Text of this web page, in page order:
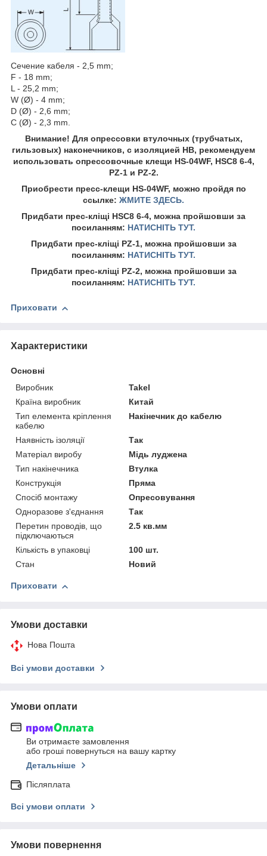
Сечение кабеля - 2,5 mm;
F - 18 mm;
L - 25,2 mm;
W (Ø) - 4 mm;
D (Ø) - 2,6 mm;
C (Ø) - 2,3 mm.
Внимание! Для опрессовки втулочных (трубчатых,
гильзовых) наконечников, с изоляцией HB, рекомендуем
использовать опрессовочные клещи HS-04WF, HSC8 6-4,
PZ-1 и PZ-2.
Приобрести пресс-клещи HS-04WF, можно пройдя по
ссылке: ЖМИТЕ ЗДЕСЬ.
Придбати прес-кліщі HSC8 6-4, можна пройшовши за
посиланням: НАТИСНІТЬ ТУТ.
Придбати прес-кліщі PZ-1, можна пройшовши за
посиланням: НАТИСНІТЬ ТУТ.
Придбати прес-кліщі PZ-2, можна пройшовши за
посиланням: НАТИСНІТЬ ТУТ.
Приховати
Характеристики
Основні
Виробник
Takel
Країна виробник
Китай
Тип елемента кріплення
кабелю
Накінечник до кабелю
Наявність ізоляції
Так
Матеріал виробу
Мідь луджена
Тип накінечника
Втулка
Конструкція
Пряма
Спосіб монтажу
Опресовування
Одноразове з'єднання
Так
Перетин проводів, що
підключаються
2.5 кв.мм
Кількість в упаковці
100 шт.
Стан
Новий
Приховати
Умови доставки
Нова Пошта
Всі умови доставки
Умови оплати
Ви отримаєте замовлення
або гроші повернуться на вашу картку
Детальніше
Післяплата
Всі умови оплати
Умови повернення